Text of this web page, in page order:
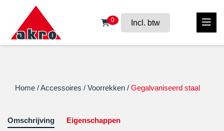
0 Incl. btw
Home /Accessoires / Voorrekken / Gegalvaniseerd staal
Omschrijving Eigenschappen